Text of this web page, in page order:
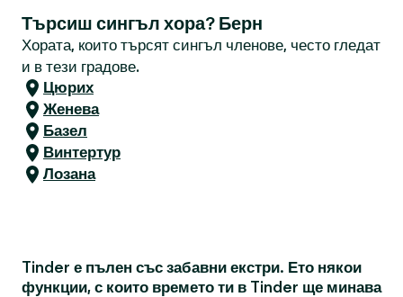
Търсиш сингъл хора? Берн
Хората, които търсят сингъл членове, често гледат
и в тези градове.
Цюрих
Женева
Базел
Винтертур
Лозана
Tinder е пълен със забавни екстри. Ето някои
функции, с които времето ти в Tinder ще минава